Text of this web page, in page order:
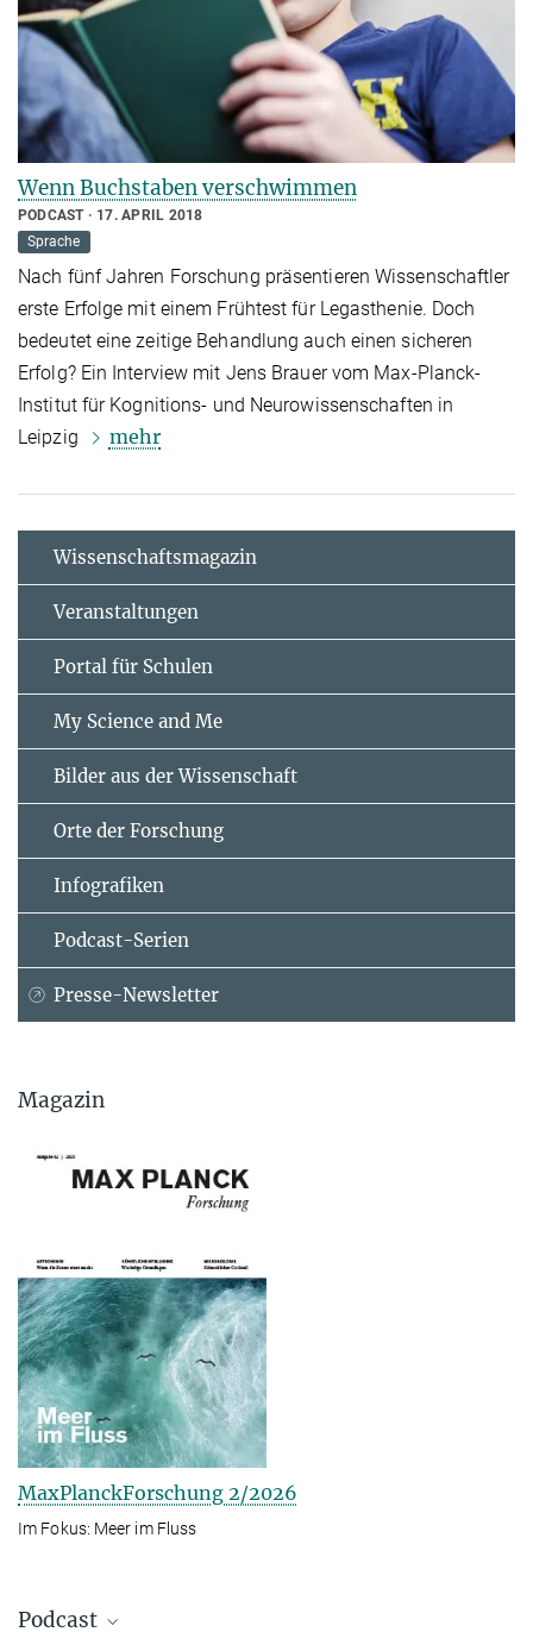
Wenn Buchstaben verschwimmen
PODCAST
17. APRIL 2018
Sprache
Nach fünf Jahren Forschung präsentieren Wissenschaftler
erste Erfolge mit einem Frühtest für Legasthenie. Doch
bedeutet eine zeitige Behandlung auch einen sicheren
Erfolg? Ein Interview mit Jens Brauer vom Max-Planck-
Institut für Kognitions- und Neurowissenschaften in
Leipzig
mehr
Wissenschaftsmagazin
Veranstaltungen
Portal für Schulen
My Science and Me
Bilder aus der Wissenschaft
Orte der Forschung
Infografiken
Podcast-Serien
Presse-Newsletter
Magazin
MaxPlanckForschung 2/2026
Im Fokus: Meer im Fluss
Podcast